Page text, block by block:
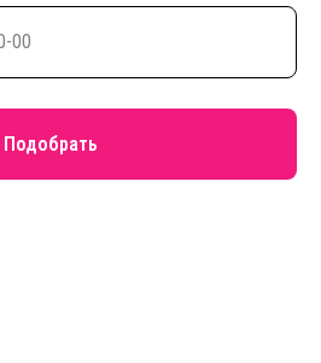
Подобрать